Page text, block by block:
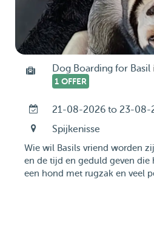
Dog Boarding for Basil
1 OFFER
21-08-2026 to 23-08-
Spijkenisse
Wie wil Basils vriend worden
en de tijd en geduld geven die
een hond met rugzak en veel